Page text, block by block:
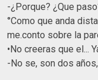
-¿Porque? ¿Que
°Como que anda
me.conto sobre la
•No creeras que el...
-No se, son dos